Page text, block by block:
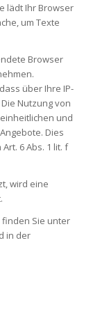
lädt Ihr Browser
um Texte
Browser
über Ihre IP-
Nutzung von
und
Dies
6 Abs. 1 lit. f
wird eine
Sie unter
in der